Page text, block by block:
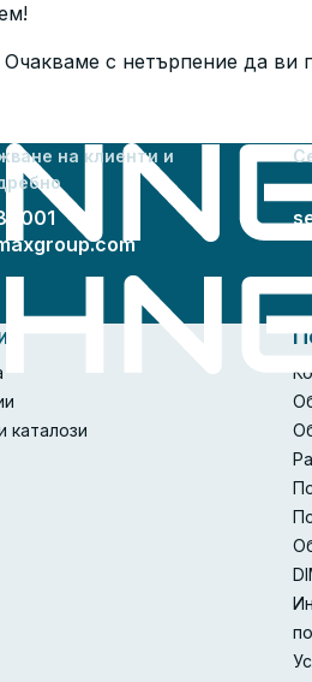
с нетърпение да
на клиенти и
каталози